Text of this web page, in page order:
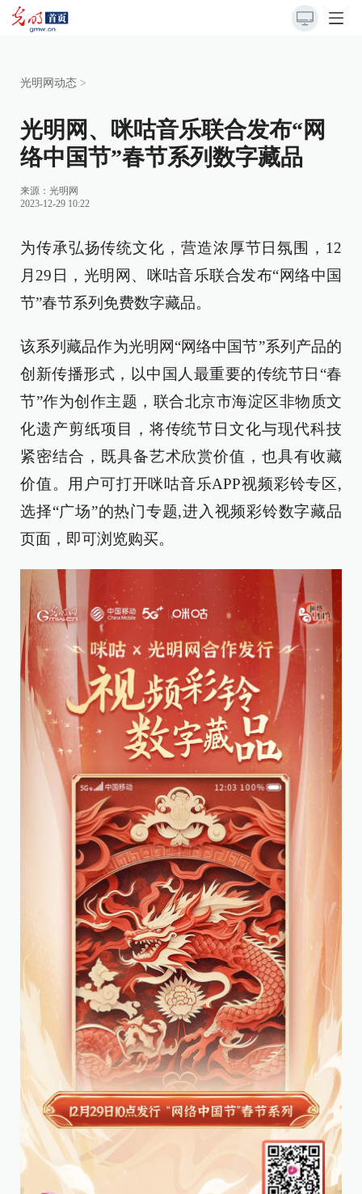
光明网动态 >
光明网、咪咕音乐联合发布“网
络中国节”春节系列数字藏品
来源： 光明网
2023-12-29 10:22
为传承弘扬传统文化，营造浓厚节日氛围，12
月29日，光明网、咪咕音乐联合发布“网络中国
节”春节系列免费数字藏品。
该系列藏品作为光明网“网络中国节”系列产品的
创新传播形式，以中国人最重要的传统节日“春
节”作为创作主题，联合北京市海淀区非物质文
化遗产剪纸项目，将传统节日文化与现代科技
紧密结合，既具备艺术欣赏价值，也具有收藏
价值。用户可打开咪咕音乐APP视频彩铃专区,
选择“广场”的热门专题,进入视频彩铃数字藏品
页面，即可浏览购买。